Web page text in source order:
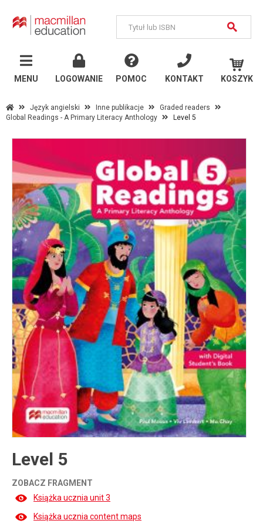
MENU LOGOWANIE POMOC KONTAKT KOSZYK
Język angielski Inne publikacje
Graded readers
Global Readings - A Primary Literacy Anthology
Level 5
Level 5
ZOBACZ FRAGMENT
Książka ucznia unit 3
Książka ucznia content maps
MENU
Język
angielski
Szkoły językowe i
Język
niemiecki
Szkoły państwowe
Szkoły językowe i
uczelnie
Inne publikacje
Inne
języki
Język chiński